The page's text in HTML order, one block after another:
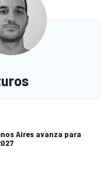
Aires avanza para